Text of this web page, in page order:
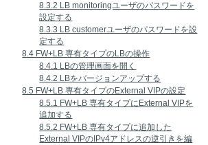
8.3.2 LB monitoringユーザのパスワードを
設定する
8.3.3 LB customerユーザのパスワードを設
定する
8.4 FW+LB 専有タイプのLBの操作
8.4.1 LBの管理画面を開く
8.4.2 LBをバージョンアップする
8.5 FW+LB 専有タイプのExternal VIPの設定
8.5.1 FW+LB 専有タイプにExternal VIPを
追加する
8.5.2 FW+LB 専有タイプに追加した
External VIPのIPv4アドレスの逆引きを編